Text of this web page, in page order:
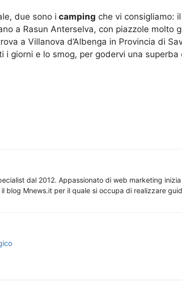
due sono i camping che vi consigliamo:
a Rasun Anterselva, con piazzole molto
a Villanova d’Albenga in Provincia di
giorni e lo smog, per godervi una superba
dal 2012. Appassionato di web marketing
blog Mnews.it per il quale si occupa di realizzare